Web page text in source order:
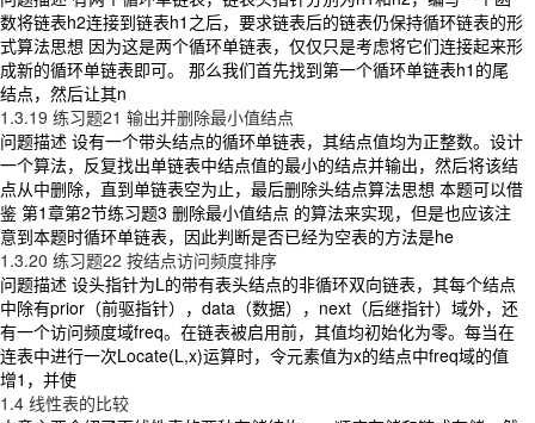
数将链表h2连接到链表h1之后，要求链表后的链表仍保持循环链表的形
式算法思想 因为这是两个循环单链表，仅仅只是考虑将它们连接起来形
成新的循环单链表即可。 那么我们首先找到第一个循环单链表h1的尾
结点，然后让其n
1.3.19 练习题21 输出并删除最小值结点
问题描述 设有一个带头结点的循环单链表，其结点值均为正整数。设计
一个算法，反复找出单链表中结点值的最小的结点并输出，然后将该结
点从中删除，直到单链表空为止，最后删除头结点算法思想 本题可以借
鉴 第1章第2节练习题3 删除最小值结点 的算法来实现，但是也应该注
意到本题时循环单链表，因此判断是否已经为空表的方法是he
1.3.20 练习题22 按结点访问频度排序
问题描述 设头指针为L的带有表头结点的非循环双向链表，其每个结点
中除有prior（前驱指针），data（数据），next（后继指针）域外，还
有一个访问频度域freq。在链表被启用前，其值均初始化为零。每当在
连表中进行一次Locate(L,x)运算时，令元素值为x的结点中freq域的值
增1，并使
1.4 线性表的比较